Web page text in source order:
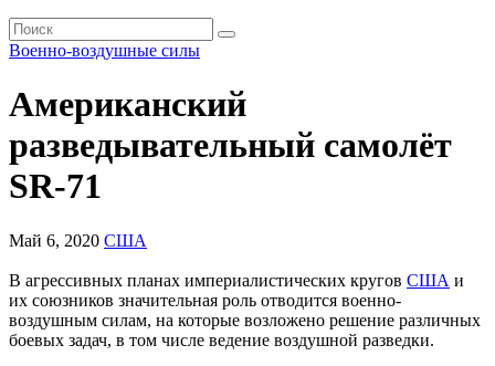
Военно-воздушные силы
Американский
разведывательный самолёт
SR-71
Май 6, 2020 США
В агрессивных планах империалистических кругов США и
их союзников значительная роль отводится военно-
воздушным силам, на которые возложено решение различных
боевых задач, в том числе ведение воздушной разведки.